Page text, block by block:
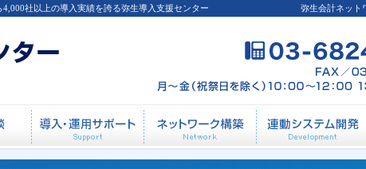
月05日開催：弥生給与08 導入設定セミナ
弥生会計ネット
社以上の導入実績を誇る弥生導入支援センター
導入前相談 導入・運用サポート ネットワーク構築